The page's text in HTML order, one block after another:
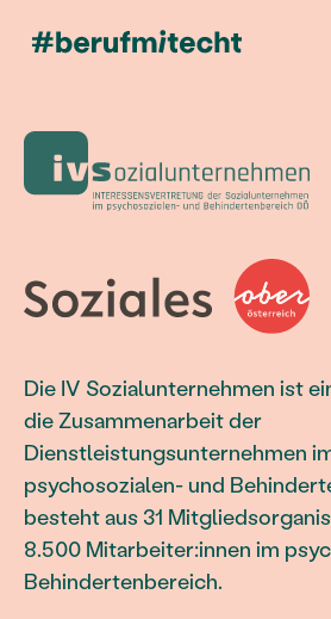
Die IV Sozialunternehmen ist
die Zusammenarbeit der
Dienstleistungsunternehmen
psychosozialen- und
besteht aus 31
8.500 Mitarbeiter:innen im
Behindertenbereich.